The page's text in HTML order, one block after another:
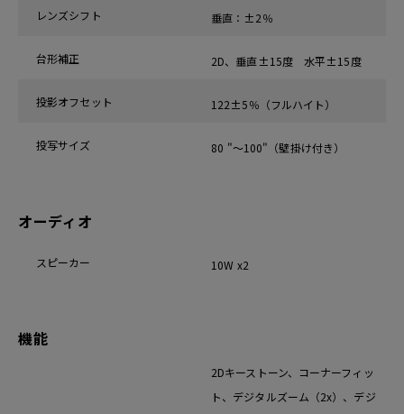
レンズシフト 垂直：±2％
台形補正 2D、垂直±15度 水平±15度
投影オフセット 122±5％（フルハイト）
投写サイズ 80 "〜100"（壁掛け付き）
オーディオ
スピーカー 10W x2
機能
2Dキーストーン、コーナーフィッ
ト、デジタルズーム（2x）、デジ